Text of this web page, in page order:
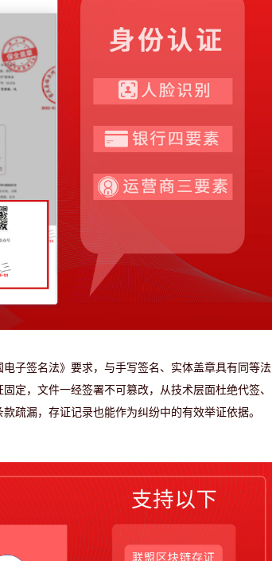
子签名法》要求，与手写签名、实体盖章具有同等法
定，文件一经签署不可篡改，从技术层面杜绝代签、
疏漏，存证记录也能作为纠纷中的有效举证依据。